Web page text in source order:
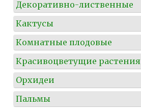
Декоративно-лиственные
Кактусы
Комнатные плодовые
Красивоцветущие растения
Орхидеи
Пальмы